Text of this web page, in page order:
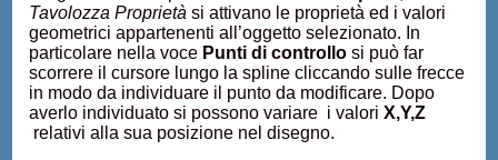
Tavolozza Proprietà si attivano le proprietà ed i valori
geometrici appartenenti all’oggetto selezionato. In
particolare nella voce Punti di controllosi può far
scorrere il cursore lungo la spline cliccando sulle frecce
in modo da individuare il punto da modificare. Dopo
averlo individuato si possono variare i valori X,Y,Z
relativi alla sua posizione nel disegno.